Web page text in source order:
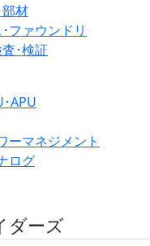
材
ファウンドリ
･検証
APU
ーマネジメント
ログ
ダーズ